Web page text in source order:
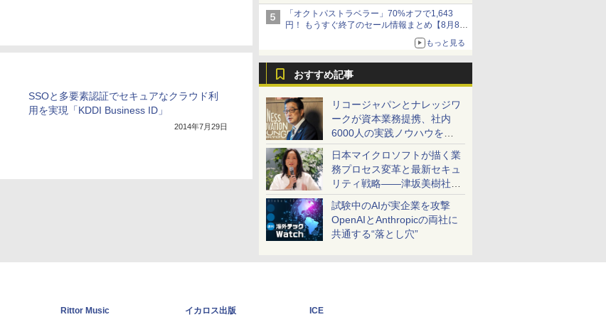
当選無効分
「オクトパストラベラー」70%オフで1,643
円！ もうすぐ終了のセール情報まとめ【8月8日
ニンテンドーeショップでは「大神 絶景版」が
もっと見る
おすすめ記事
リコージャパンとナレッジワ
ークが資本業務提携、社内
6000人の実践ノウハウを生
かした「AI商談記録 for
RICOH」を展開へ
日本マイクロソフトが描く業
務プロセス変革と最新セキュ
リティ戦略――津坂美樹社長
が2027年度戦略を説明
試験中のAIが実企業を攻撃
OpenAIとAnthropicの両社に
共通する“落とし穴”
SSOと多要素認証でセキュアなクラウド利
用を実現「KDDI Business ID」
2014年7月29日
Rittor Music
イカロス出版
ICE